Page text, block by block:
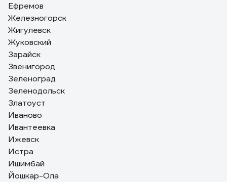
Ефремов
Железногорск
Жигулевск
Жуковский
Зарайск
Звенигород
Зеленоград
Зеленодольск
Златоуст
Иваново
Ивантеевка
Ижевск
Истра
Ишимбай
Йошкар-Ола